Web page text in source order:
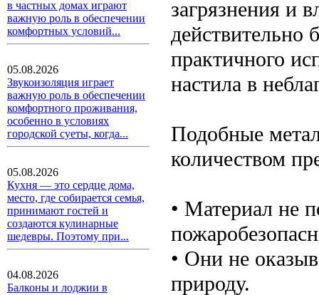
в частных домах играют
важную роль в обеспечении
комфортных условий...
05.08.2026
Звукоизоляция играет
важную роль в обеспечении
комфортного проживания,
особенно в условиях
городской суеты, когда...
05.08.2026
Кухня — это сердце дома,
место, где собирается семья,
принимают гостей и
создаются кулинарные
шедевры. Поэтому при...
04.08.2026
Балконы и лоджии в
загрязнения и
действительно
практичного
настила в
Подобные
количеством
• Материал не
• Они не
природу.